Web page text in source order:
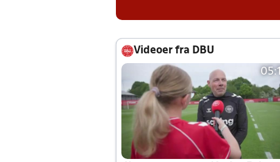
Videoer fra DBU